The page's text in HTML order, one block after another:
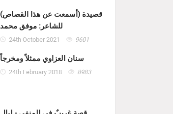
قصيدة (أسمعت عن هذا القصاص)
للشاعر: موفق محمد
24th October 2021 9601
سنان العزاوي ممثلاً ومخرجاً
24th February 2018 8983